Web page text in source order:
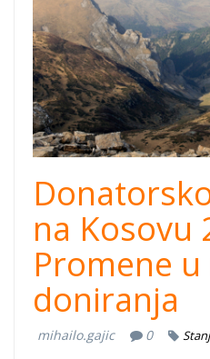
2.png
na Kosovu
Promene
doniranja
mihailo.gajic 0